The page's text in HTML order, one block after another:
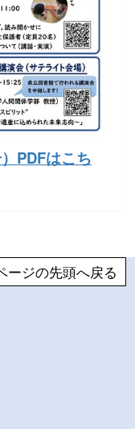
PDFはこち
ージの先頭へ戻る